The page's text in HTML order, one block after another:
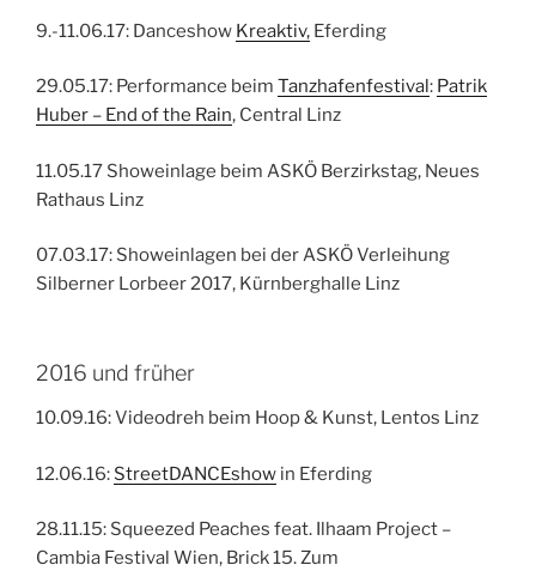
9.-11.06.17: Danceshow Kreaktiv, Eferding
29.05.17: Performance beim Tanzhafenfestival: Patrik
Huber – End of the Rain, Central Linz
11.05.17 Showeinlage beim ASKÖ Berzirkstag, Neues
Rathaus Linz
07.03.17: Showeinlagen bei der ASKÖ Verleihung
Silberner Lorbeer 2017, Kürnberghalle Linz
2016 und früher
10.09.16: Videodreh beim Hoop & Kunst, Lentos Linz
12.06.16: StreetDANCEshow in Eferding
28.11.15: Squeezed Peaches feat. Ilhaam Project –
Cambia Festival Wien, Brick 15. Zum